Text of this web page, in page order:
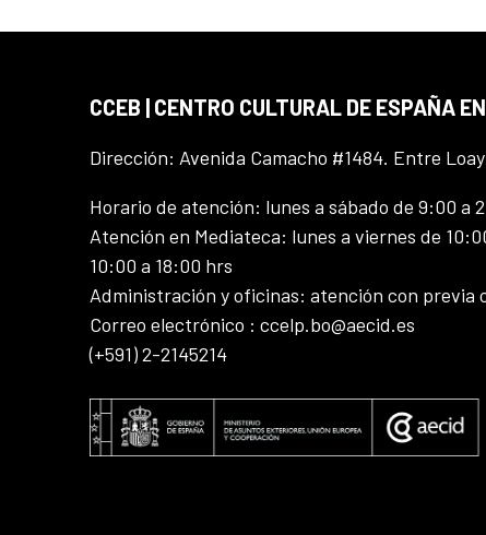
CCEB | CENTRO CULTURAL DE ESPAÑA
Dirección: Avenida Camacho #1484. Entre
Horario de atención: lunes a sábado de 9:00 a
Atención en Mediateca: lunes a viernes de
10:00 a 18:00 hrs
Administración y oficinas: atención con previa
Correo electrónico : ccelp.bo@aecid.es
(+591) 2-2145214